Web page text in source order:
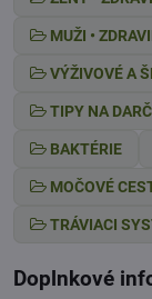
MUŽI •
VÝŽIVOVÉ A
TIPY NA
BAKTÉRIE
MOČOVÉ
TRÁVIACI
Doplnkové